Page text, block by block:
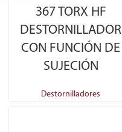
367 TORX HF
DESTORNILLADOR
CON FUNCIÓN DE
SUJECIÓN
Destornilladores